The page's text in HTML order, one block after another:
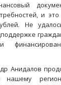
и
Не
Анидалов